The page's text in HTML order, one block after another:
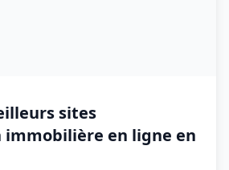
sites
immobilière en ligne en